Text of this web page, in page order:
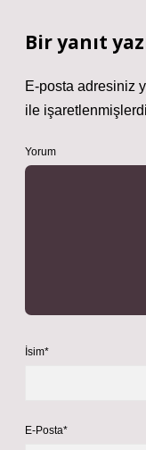
Bir yanıt
E-posta adresiniz
ile
Yorum
İsim*
E-Posta*